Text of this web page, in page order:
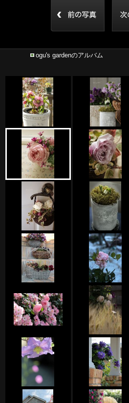
ogu's gardenのアルバム